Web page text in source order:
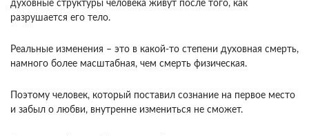
духовные структуры человека живут после того, как
разрушается его тело.
Реальные изменения – это в какой-то степени духовная смерть,
намного более масштабная, чем смерть физическая.
Поэтому человек, который поставил сознание на первое место
и забыл о любви, внутренне измениться не сможет.